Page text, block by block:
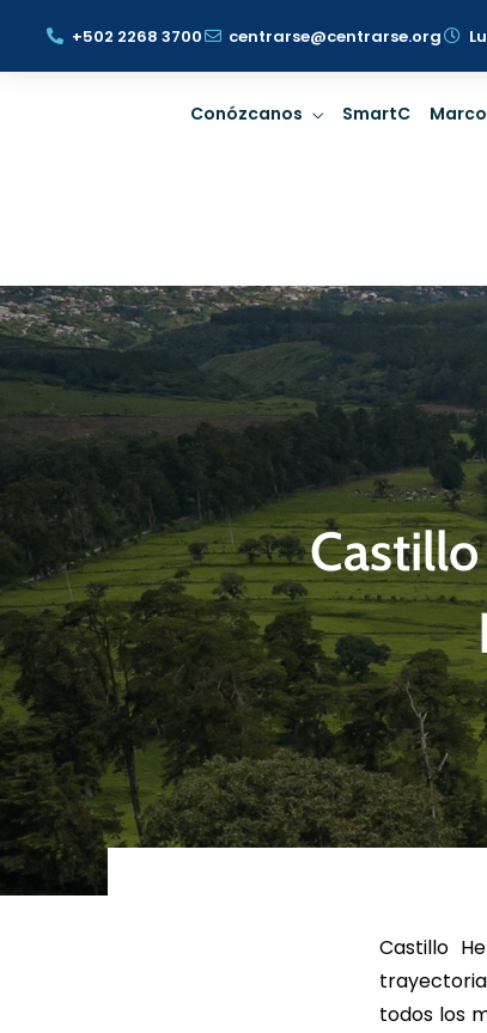
+502 2268 3700 centrarse@centrarse.org
Conózcanos SmartC
Gobernanza
Rige la dirección con
Sostenibilidad.
LEER MÁS
Gobernanza
LEER MÁS
Castillo
todos los